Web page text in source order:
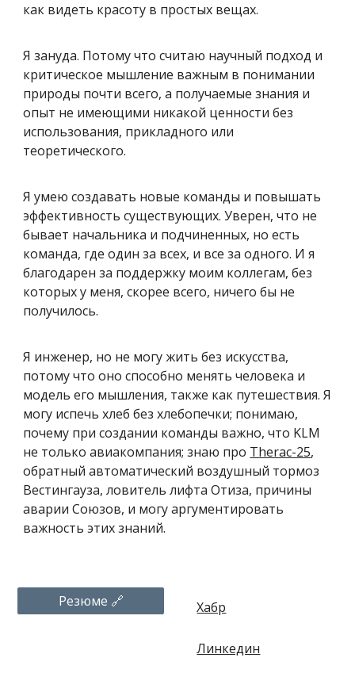
как видеть красоту в простых вещах.
Я зануда. Потому что считаю научный подход и
критическое мышление важным в понимании
природы почти всего, а получаемые знания и
опыт не имеющими никакой ценности без
использования, прикладного или
теоретического.
Я умею создавать новые команды и повышать
эффективность существующих. Уверен, что не
бывает начальника и подчиненных, но есть
команда, где один за всех, и все за одного. И я
благодарен за поддержку моим коллегам, без
которых у меня, скорее всего, ничего бы не
получилось.
Я инженер, но не могу жить без искусства,
потому что оно способно менять человека и
модель его мышления, также как путешествия. Я
могу испечь хлеб без хлебопечки; понимаю,
почему при создании команды важно, что KLM
не только авиакомпания; знаю про Therac-25,
обратный автоматический воздушный тормоз
Вестингауза, ловитель лифта Отиза, причины
аварии Союзов, и могу аргументировать
важность этих знаний.
Резюме 🔗 Хабр
Линкедин